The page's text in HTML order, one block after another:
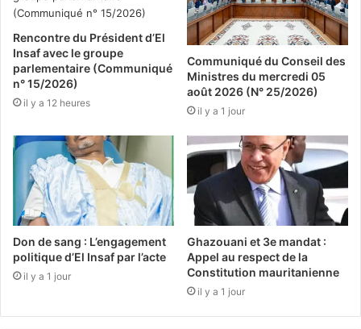
Rencontre du Président d’El
Insaf avec le groupe
parlementaire (Communiqué
n° 15/2026)
il y a 12 heures
Communiqué du Conseil des
Ministres du mercredi 05
août 2026 (N° 25/2026)
il y a 1 jour
Don de sang : L’engagement
politique d’El Insaf par l’acte
il y a 1 jour
Ghazouani et 3e mandat :
Appel au respect de la
Constitution mauritanienne
il y a 1 jour